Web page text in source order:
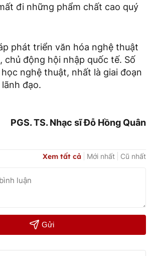
đi những phẩm chất cao quý
phát triển văn hóa nghệ thuật
chủ động hội nhập quốc tế. Số
nghệ thuật, nhất là giai đoạn
đạo.
PGS. TS. Nhạc sĩ Đỗ Hồng Quân
Xem tất cả Mới nhất Cũ nhất
Gửi